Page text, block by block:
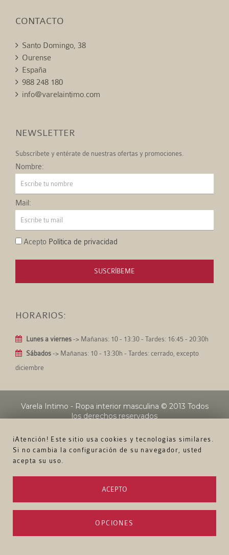
¡Atención! Este sitio usa cookies y tecnologías similares.
Si no cambia la configuración de su navegador, usted
acepta su uso.
ACEPTO
OPCIONES
CONTACTO
Santo Domingo, 38
Ourense
España
988 248 180
info@varelaintimo.com
NEWSLETTER
Subscríbete y entérate de nuestras ofertas y promociones.
Nombre:
Mail:
Acepto Política de privacidad
SUSCRÍBEME
HORARIOS:
Lunes a viernes -> Mañanas: 10 - 13:30 - Tardes: 16:45 - 20:30h
Sábados -> Mañanas: 10 - 13:30h - Tardes: cerrado, excepto
diciembre
Varela Intimo - Ropa interior masculina © 2013 Todos
los derechos reservados